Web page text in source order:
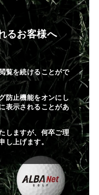
るお客様へ
覧を続けることがで
防止機能をオンにし
表示されることがあ
しますが、何卒ご理
し上げます。